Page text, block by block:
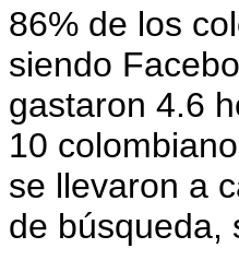
86% de los
siendo
gastaron 4.6
10
se llevaron a
de búsqueda,